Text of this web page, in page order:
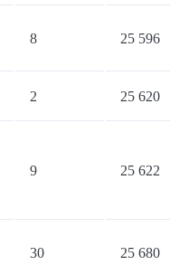
8 25 596
2 25 620
9 25 622
30 25 680